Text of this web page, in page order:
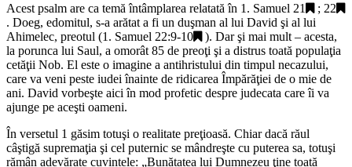
Acest psalm are ca temă întâmplarea relatată în 1. Samuel 21 ; 22
. Doeg, edomitul, s-a arătat a fi un duşman al lui David şi al lui
Ahimelec, preotul (1. Samuel 22:9-10
). Dar şi mai mult – acesta,
la porunca lui Saul, a omorât 85 de preoţi şi a distrus toată populaţia
cetăţii Nob. El este o imagine a antihristului din timpul necazului,
care va veni peste iudei înainte de ridicarea Împărăţiei de o mie de
ani. David vorbeşte aici în mod profetic despre judecata care îi va
ajunge pe aceşti oameni.
În versetul 1 găsim totuşi o realitate preţioasă. Chiar dacă răul
câştigă supremaţia şi cel puternic se mândreşte cu puterea sa, totuşi
rămân adevărate cuvintele: „Bunătatea lui Dumnezeu ţine toată